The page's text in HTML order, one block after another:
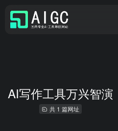
AI写作工具万兴智演
共 1 篇网址